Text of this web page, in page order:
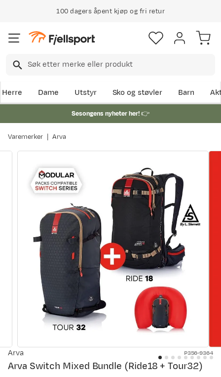
100 dagers åpent kjøp og fri retur
Herre Dame Utstyr Sko og støvler Barn
Sesongens nyheter her!👉
Varemerker Arva
Arva P356-9364
Arva Switch Mixed Bundle (Ride18 + Tour32)